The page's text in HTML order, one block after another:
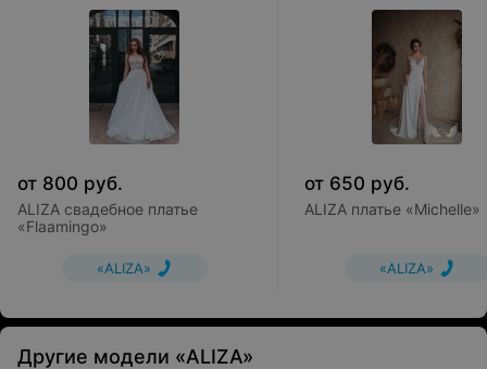
от 800 руб.
ALIZA свадебное платье
«Flaamingo»
«ALIZA»
от 650 руб.
ALIZA платье «Michelle»
«ALIZA»
Другие модели «ALIZA»